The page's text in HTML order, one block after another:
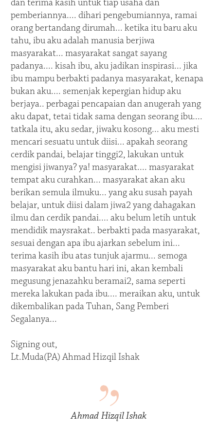
dan terima kasih untuk tiap usaha dan
pemberiannya.... dihari pengebumiannya, ramai
orang bertandang dirumah... ketika itu baru aku
tahu, ibu aku adalah manusia berjiwa
masyarakat... masyarakat sangat sayang
padanya.... kisah ibu, aku jadikan inspirasi... jika
ibu mampu berbakti padanya masyarakat, kenapa
bukan aku.... semenjak kepergian hidup aku
berjaya.. perbagai pencapaian dan anugerah yang
aku dapat, tetai tidak sama dengan seorang ibu....
tatkala itu, aku sedar, jiwaku kosong... aku mesti
mencari sesuatu untuk diisi... apakah seorang
cerdik pandai, belajar tinggi2, lakukan untuk
mengisi jiwanya? ya! masyarakat.... masyarakat
tempat aku curahkan... masyarakat akan aku
berikan semula ilmuku... yang aku susah payah
belajar, untuk diisi dalam jiwa2 yang dahagakan
ilmu dan cerdik pandai.... aku belum letih untuk
mendidik maysrakat.. berbakti pada masyarakat,
sesuai dengan apa ibu ajarkan sebelum ini...
terima kasih ibu atas tunjuk ajarmu... semoga
masyarakat aku bantu hari ini, akan kembali
megusung jenazahku beramai2, sama seperti
mereka lakukan pada ibu.... meraikan aku, untuk
dikembalikan pada Tuhan, Sang Pemberi
Segalanya...
Signing out,
Lt.Muda(PA) Ahmad Hizqil Ishak
Ahmad Hizqil Ishak